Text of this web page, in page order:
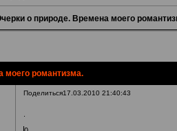
о природе. Времена моего
моего романтизма.
Поделиться17.03.2010 21:40:43